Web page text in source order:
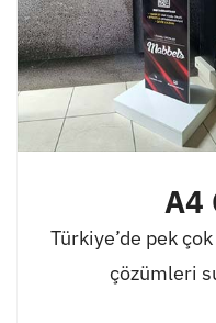
A4
Türkiye’de pek
çözümleri